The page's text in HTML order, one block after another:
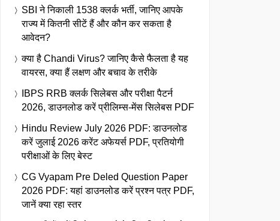
SBI ने निकाली 1538 क्लर्क भर्ती, जानिए आपके
राज्य में कितनी सीटें हैं और कौन कर सकता है
आवेदन?
क्या है Chandi Virus? जानिए कैसे फैलता है यह
वायरस, क्या हैं लक्षण और बचाव के तरीके
IBPS RRB क्लर्क सिलेबस और परीक्षा पैटर्न
2026, डाउनलोड करें प्रीलिम्स-मेंस सिलेबस PDF
Hindu Review July 2026 PDF: डाउनलोड
करें जुलाई 2026 करेंट अफेयर्स PDF, प्रतियोगी
परीक्षाओं के लिए बेस्ट
CG Vyapam Pre Deled Question Paper
2026 PDF: यहां डाउनलोड करें प्रश्न पत्र PDF,
जानें क्या रहा स्तर